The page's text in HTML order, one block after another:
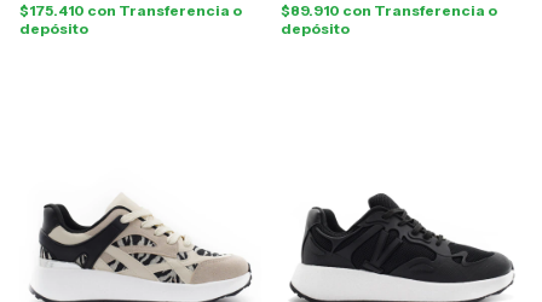
$175.410 con Transferencia o
depósito
$89.910 con Transferencia o
depósito